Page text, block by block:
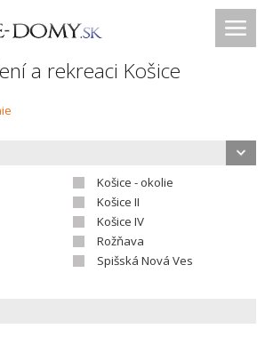
a rekreaci Košice
Košice - okolie
Košice II
Košice IV
Rožňava
Spišská Nová Ves